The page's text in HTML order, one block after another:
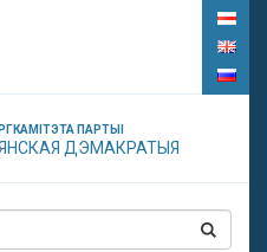
ПАРТЫІ
ДЭМАКРАТЫЯ